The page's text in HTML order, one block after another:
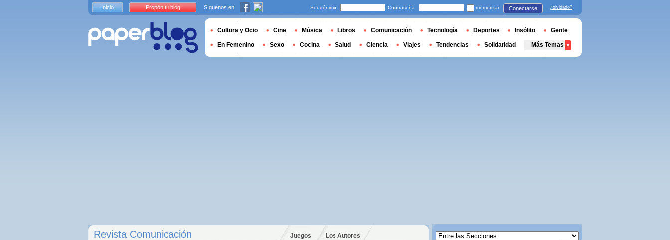
Revista Comunicación Juegos Los Autores
Inicio Propón tu blog Síguenos en Seudónimo Contraseña memorizar Conectarse ¿olvidado?
Cultura y Ocio Cine Música Libros Comunicación Tecnología Deportes Insólito Gente
En Femenino Sexo Cocina Salud Ciencia Viajes Tendencias Solidaridad Más Temas